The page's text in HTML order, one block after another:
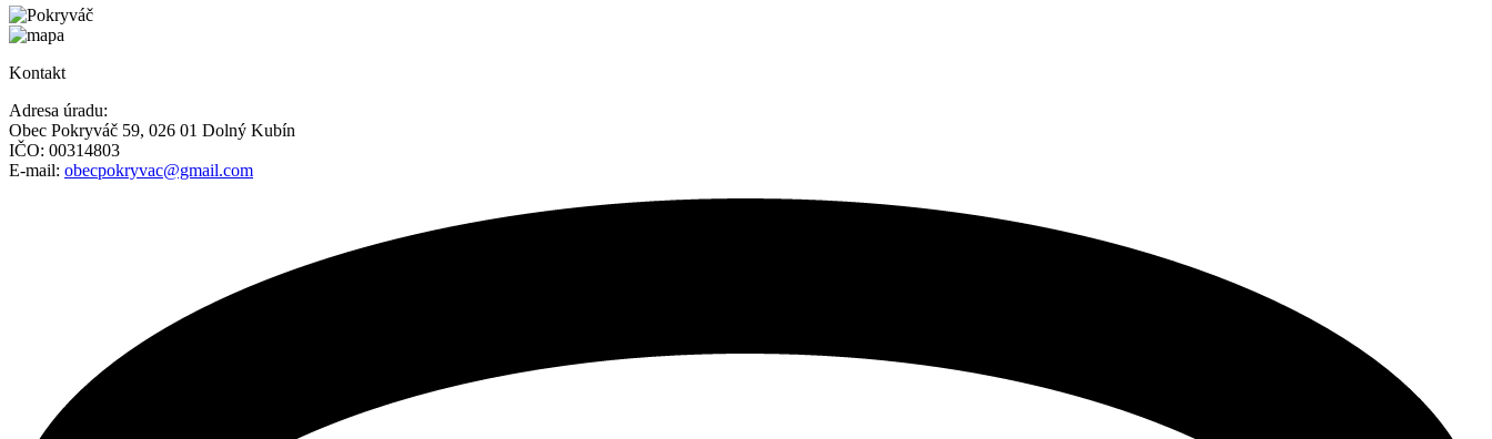
Kontakt
Adresa úradu:
Obec Pokryváč 59, 026 01 Dolný Kubín
IČO: 00314803
E-mail: obecpokryvac@gmail.com